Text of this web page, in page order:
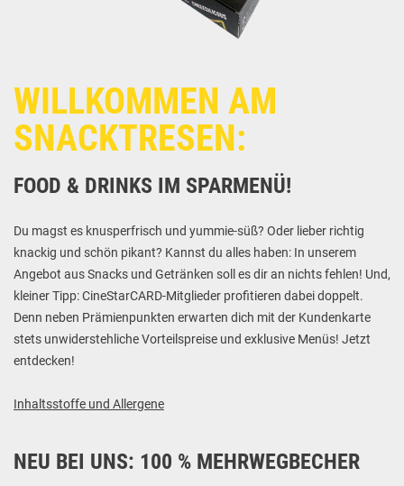
WILLKOMMEN AM
SNACKTRESEN:
FOOD & DRINKS IM SPARMENÜ!
Du magst es knusperfrisch und yummie-süß? Oder lieber richtig
knackig und schön pikant? Kannst du alles haben: In unserem
Angebot aus Snacks und Getränken soll es dir an nichts fehlen! Und,
kleiner Tipp: CineStarCARD-Mitglieder profitieren dabei doppelt.
Denn neben Prämienpunkten erwarten dich mit der Kundenkarte
stets unwiderstehliche Vorteilspreise und exklusive Menüs! Jetzt
entdecken!
Inhaltsstoffe und Allergene
NEU BEI UNS: 100 % MEHRWEGBECHER